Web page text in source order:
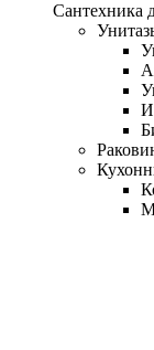
Сантехника